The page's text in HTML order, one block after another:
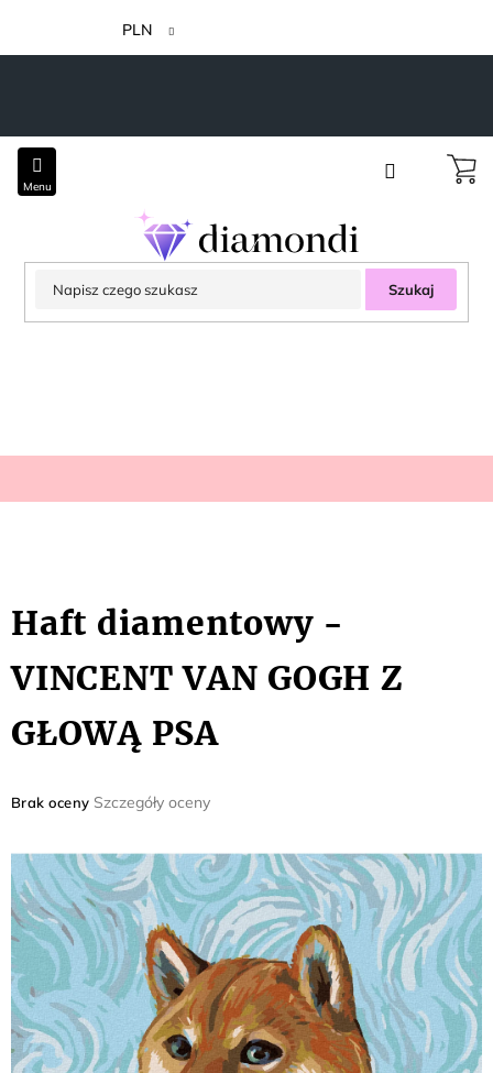
treści
PLN
Szukaj
Haft diamentowy -
VINCENT VAN GOGH Z
GŁOWĄ PSA
Średnia
wynosi
0,0
na
5
gwiazdek.
Brak oceny Szczegóły oceny